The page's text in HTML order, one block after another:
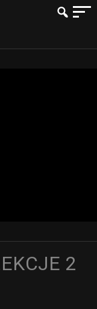
2